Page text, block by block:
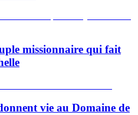
missionnaire qui fait
vie au Domaine de